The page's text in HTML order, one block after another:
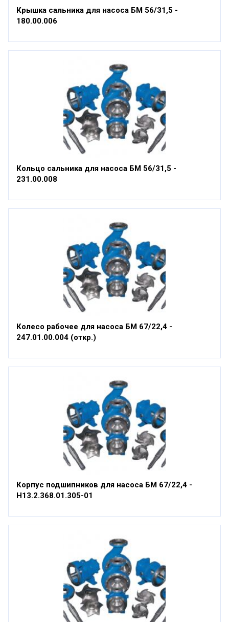
Крышка сальника для насоса БМ 56/31,5 -
180.00.006
Кольцо сальника для насоса БМ 56/31,5 -
231.00.008
Колесо рабочее для насоса БМ 67/22,4 -
247.01.00.004 (откр.)
Корпус подшипников для насоса БМ 67/22,4 -
Н13.2.368.01.305-01